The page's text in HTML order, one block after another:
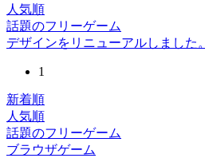
人気順
話題のフリーゲーム
デザインをリニューアルしました。
1
新着順
人気順
話題のフリーゲーム
ブラウザゲーム